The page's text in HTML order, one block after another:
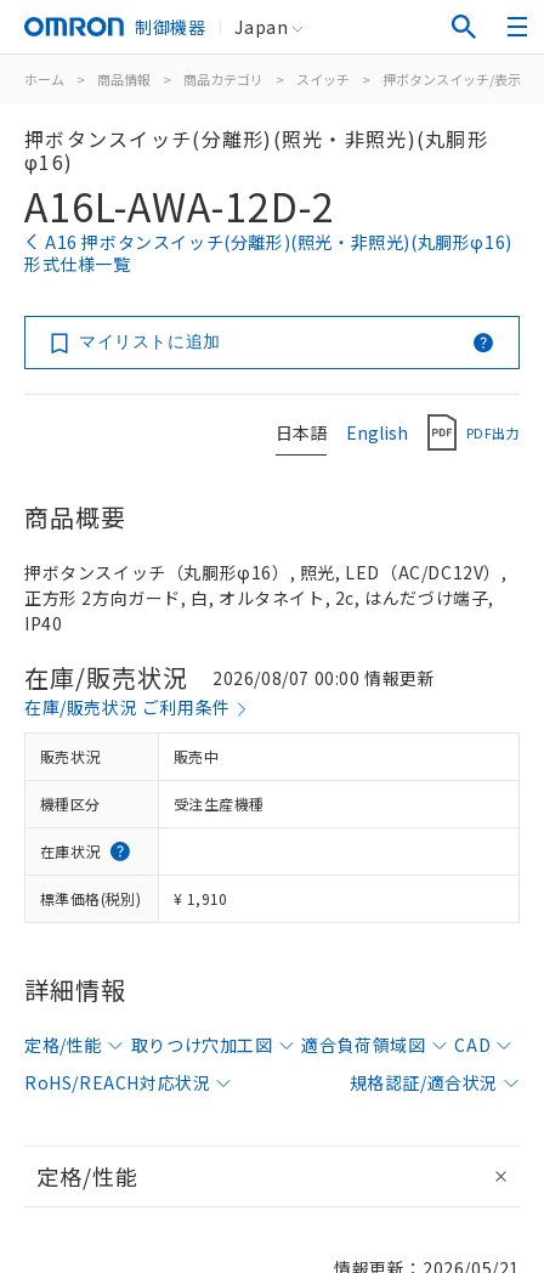
制御機器 Japan
ホーム > 商品情報 > 商品カテゴリ > スイッチ > 押ボタンスイッチ/表示灯
押ボタンスイッチ(分離形)(照光・非照光)(丸胴形
φ16)
A16L-AWA-12D-2
A16 押ボタンスイッチ(分離形)(照光・非照光)(丸胴形φ16)
形式仕様一覧
マイリストに追加
日本語 English PDF出力
商品概要
押ボタンスイッチ（丸胴形φ16）, 照光, LED（AC/DC12V）,
正方形 2方向ガード, 白, オルタネイト, 2c, はんだづけ端子,
IP40
在庫/販売状況
2026/08/07 00:00 情報更新
在庫/販売状況 ご利用条件
販売状況 販売中
機種区分 受注生産機種
在庫状況
標準価格(税別) ¥ 1,910
詳細情報
定格/性能 取りつけ穴加工図 適合負荷領域図
CAD
RoHS/REACH対応状況
規格認証/適合状況
定格/性能
情報更新：2026/05/21